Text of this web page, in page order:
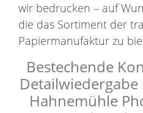
wir bedrucken – auf
die das Sortiment der
Papiermanufaktur zu
Bestechende
Hahnemühle